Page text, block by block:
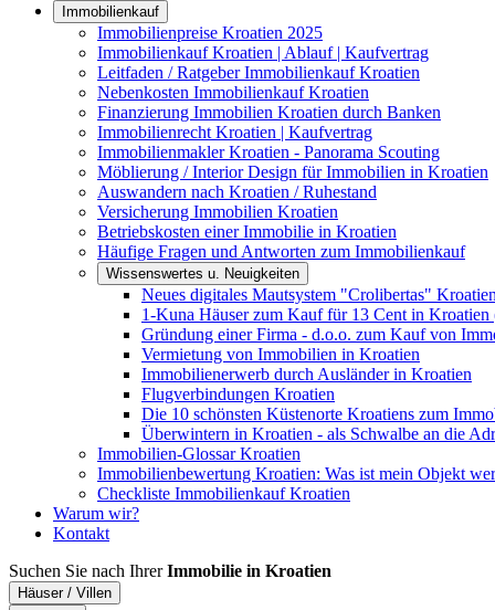
Immobilienkauf
Immobilienpreise Kroatien 2025
Immobilienkauf Kroatien | Ablauf | Kaufvertrag
Leitfaden / Ratgeber Immobilienkauf Kroatien
Nebenkosten Immobilienkauf Kroatien
Finanzierung Immobilien Kroatien durch Banken
Immobilienrecht Kroatien | Kaufvertrag
Immobilienmakler Kroatien - Panorama Scouting
Möblierung / Interior Design für Immobilien in Kroatien
Auswandern nach Kroatien / Ruhestand
Versicherung Immobilien Kroatien
Betriebskosten einer Immobilie in Kroatien
Häufige Fragen und Antworten zum Immobilienkauf
Wissenswertes u. Neuigkeiten
Neues digitales Mautsystem "Crolibertas"
1-Kuna Häuser zum Kauf für 13 Cent in Kroatien
Gründung einer Firma - d.o.o. zum Kauf von
Vermietung von Immobilien in Kroatien
Immobilienerwerb durch Ausländer in Kroatien
Flugverbindungen Kroatien
Die 10 schönsten Küstenorte Kroatiens zum
Überwintern in Kroatien - als Schwalbe an die
Immobilien-Glossar Kroatien
Immobilienbewertung Kroatien: Was ist mein Objekt
Checkliste Immobilienkauf Kroatien
Warum wir?
Kontakt
Suchen Sie nach IhrerImmobilie in Kroatien
Häuser / Villen